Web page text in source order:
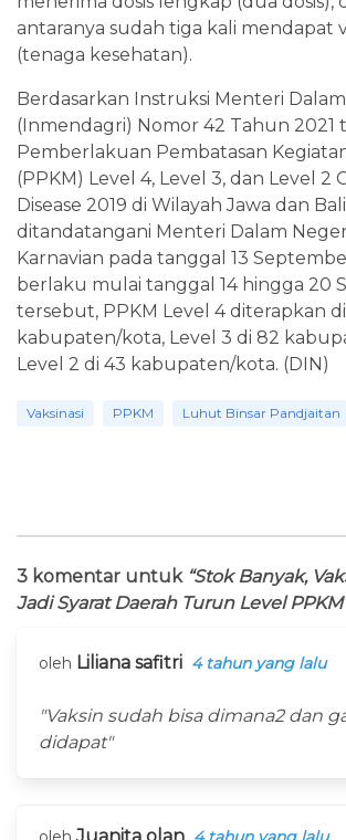
antaranya sudah tiga kali mendapat
(tenaga kesehatan).
Berdasarkan Instruksi Menteri
(Inmendagri) Nomor 42 Tahun 2021
Pemberlakuan Pembatasan
(PPKM) Level 4, Level 3, dan Level 2
Disease 2019 di Wilayah Jawa dan
ditandatangani Menteri Dalam
Karnavian pada tanggal 13
berlaku mulai tanggal 14 hingga 20
tersebut, PPKM Level 4 diterapkan
kabupaten/kota, Level 3 di 82
Level 2 di 43 kabupaten/kota. (DIN)
Vaksinasi PPKM Luhut Binsar Pandjaitan
3 komentar untuk “Stok Banyak,
Jadi Syarat Daerah Turun Level
oleh Liliana safitri 4 tahun yang lalu
"Vaksin sudah bisa dimana2 dan
didapat"
Juanita olan